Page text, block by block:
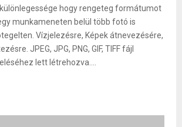
hogy rengeteg formátumot
munkameneten belül több fotó is
Vízjelezésre, Képek átnevezésére,
JPEG, JPG, PNG, GIF, TIFF fájl
lett létrehozva....